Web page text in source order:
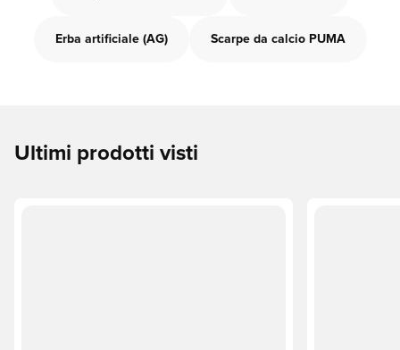
Erba artificiale (AG) Scarpe da calcio PUMA
Ultimi prodotti visti